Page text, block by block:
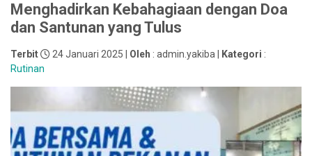
Menghadirkan Kebahagiaan dengan Doa
dan Santunan yang Tulus
Terbit 24 Januari 2025 | Oleh : admin.yakiba | Kategori :
Rutinan